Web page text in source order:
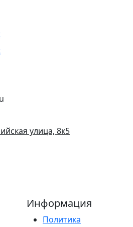
улица, 8к5
Информация
Политика